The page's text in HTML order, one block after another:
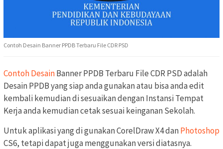
Contoh Desain Banner PPDB Terbaru File CDR PSD
Contoh DesainBanner PPDB Terbaru File CDR PSD adalah
Desain PPDB yang siap anda gunakan atau bisa anda edit
kembali kemudian di sesuaikan dengan Instansi Tempat
Kerja anda kemudian cetak sesuai keinganan Sekolah.
Untuk aplikasi yang di gunakan CorelDraw X4 danPhotoshop
CS6, tetapi dapat juga menggunakan versi diatasnya.